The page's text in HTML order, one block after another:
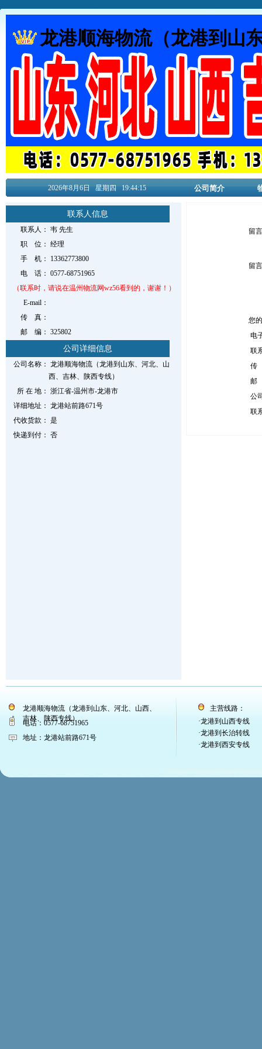
龙港顺海物流（龙港到山
2026年8月6日 星期四 19:44:15 公司简介
联系人信息
联系人： 韦 先生
职 位： 经理
手 机：
13362773800
电 话： 0577-68751965
（联系时，请说在温州物流网wz56看到的，谢谢！）
E-mail：
传 真：
邮 编： 325802
公司详细信息
公司名称： 龙港顺海物流（龙港到山东、河北、山
西、吉林、陕西专线）
所 在 地： 浙江省-温州市-龙港市
详细地址： 龙港站前路671号
代收货款： 是
快递到付： 否
留
留
您
电
联
公
联
龙港顺海物流（龙港到山东、河北、山西、
吉林、陕西专线）
电话：0577-68751965
地址：龙港站前路671号
主营线路：
·龙港到山西专线
·龙港到长治转线
·龙港到西安专线